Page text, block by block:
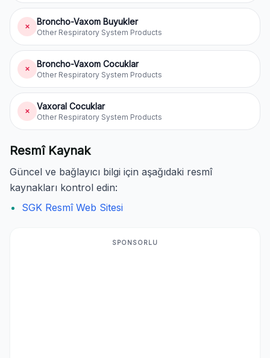
✗ Broncho-Vaxom Buyukler
Other Respiratory System Products
✗ Broncho-Vaxom Cocuklar
Other Respiratory System Products
✗ Vaxoral Cocuklar
Other Respiratory System Products
Resmî Kaynak
Güncel ve bağlayıcı bilgi için aşağıdaki resmî
kaynakları kontrol edin:
SGK Resmî Web Sitesi
SPONSORLU